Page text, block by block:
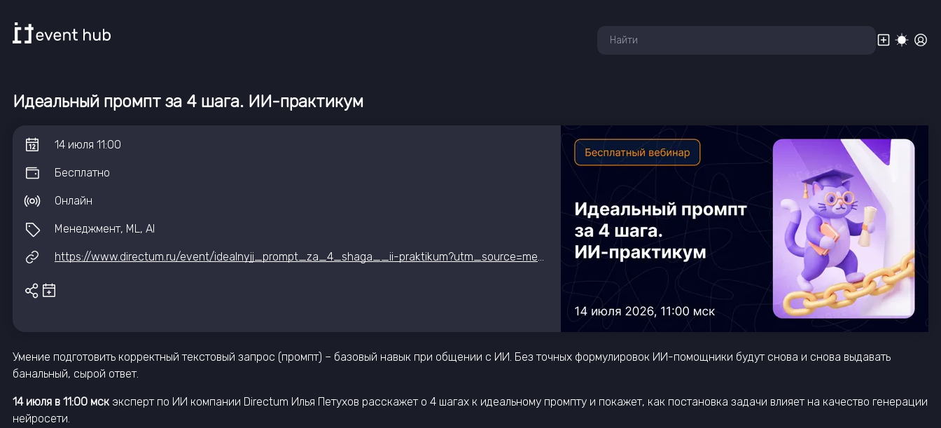
Идеальный промпт за 4 шага. ИИ-практикум
14 июля 11:00
Бесплатно
Онлайн
Менеджмент, ML, AI
https://www.directum.ru/event/idealnyjj_prompt_za_4_shaga__ii-praktikum?utm_source=media&utm_medium=it_event_hub&utm_campaign=event&utm_content=eventhub_iipraktikum&utm_term=14072026
Умение подготовить корректный текстовый запрос (промпт) – базовый навык при общении с ИИ. Без точных формулировок ИИ-помощники будут снова и снова выдавать
банальный, сырой ответ.
14 июля в 11:00 мск эксперт по ИИ компании Directum Илья Петухов расскажет о 4 шагах к идеальному промпту и покажет, как постановка задачи влияет на качество генерации
нейросети.